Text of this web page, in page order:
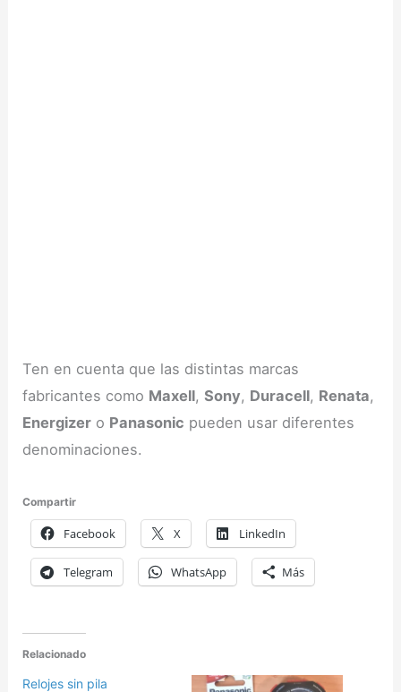
Ten en cuenta que las distintas marcas
fabricantes como Maxell,Sony, Duracell, Renata,
Energizer o Panasonic pueden usar diferentes
denominaciones.
Compartir
Facebook X LinkedIn
Telegram WhatsApp Más
Relacionado
Relojes sin pila